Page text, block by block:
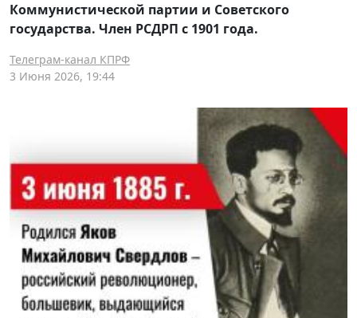
Коммунистической партии и Советского
государства. Член РСДРП с 1901 года.
Телеграм-канал КПРФ
3 Июня 2026, 19:44